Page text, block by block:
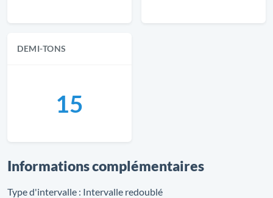
DEMI-TONS
15
Informations complémentaires
Type d'intervalle : Intervalle redoublé